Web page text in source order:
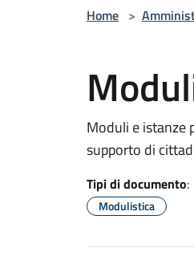
Home >
Moduli e istanze
supporto di
Tipi di documento:
Modulistica